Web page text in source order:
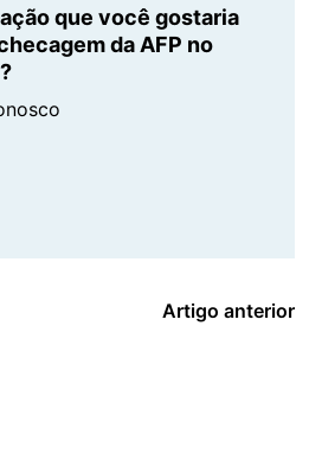
que você gostaria
da AFP no
Artigo anterior